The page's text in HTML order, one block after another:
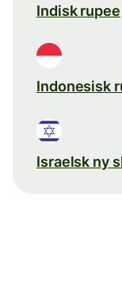
Indisk rupee
Indonesisk
Israelsk ny